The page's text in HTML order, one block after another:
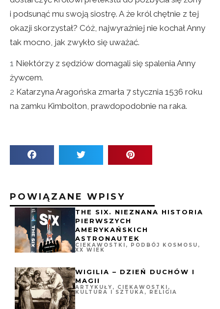
i podsunąć mu swoją siostrę. A że król chętnie z tej
okazji skorzystał? Cóż, najwyraźniej nie kochał Anny
tak mocno, jak zwykło się uważać.
1 Niektórzy z sędziów domagali się spalenia Anny
żywcem.
2 Katarzyna Aragońska zmarła 7 stycznia 1536 roku
na zamku Kimbolton, prawdopodobnie na raka.
POWIĄZANE WPISY
THE SIX. NIEZNANA HISTORIA
PIERWSZYCH
AMERYKAŃSKICH
ASTRONAUTEK
CIEKAWOSTKI , PODBÓJ KOSMOSU ,
XX WIEK
WIGILIA – DZIEŃ DUCHÓW I
MAGII
ARTYKUŁY , CIEKAWOSTKI ,
KULTURA I SZTUKA , RELIGIA